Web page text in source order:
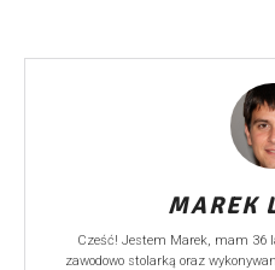
MAREK
Cześć! Jestem Marek, mam 36
zawodowo stolarką oraz